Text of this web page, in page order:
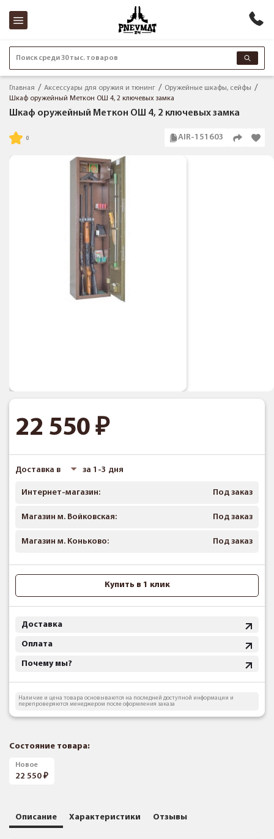
Поиск среди 30 тыс. товаров
Главная Аксессуары для оружия и тюнинг
Оружейные шкафы, сейфы
Шкаф оружейный Меткон ОШ 4, 2 ключевых замка
Шкаф оружейный Меткон ОШ 4, 2 ключевых замка
AIR-151603
22 550
Доставка в за 1-3 дня
Интернет-магазин: Под заказ
Магазин м. Войковская: Под заказ
Магазин м. Коньково: Под заказ
Купить в 1 клик
Доставка
Оплата
Почему мы?
Наличие и цена товара основываются на последней доступной информации и
перепроверяются менеджером после оформления заказа
Состояние товара:
Новое
22 550
Описание Характеристики Отзывы